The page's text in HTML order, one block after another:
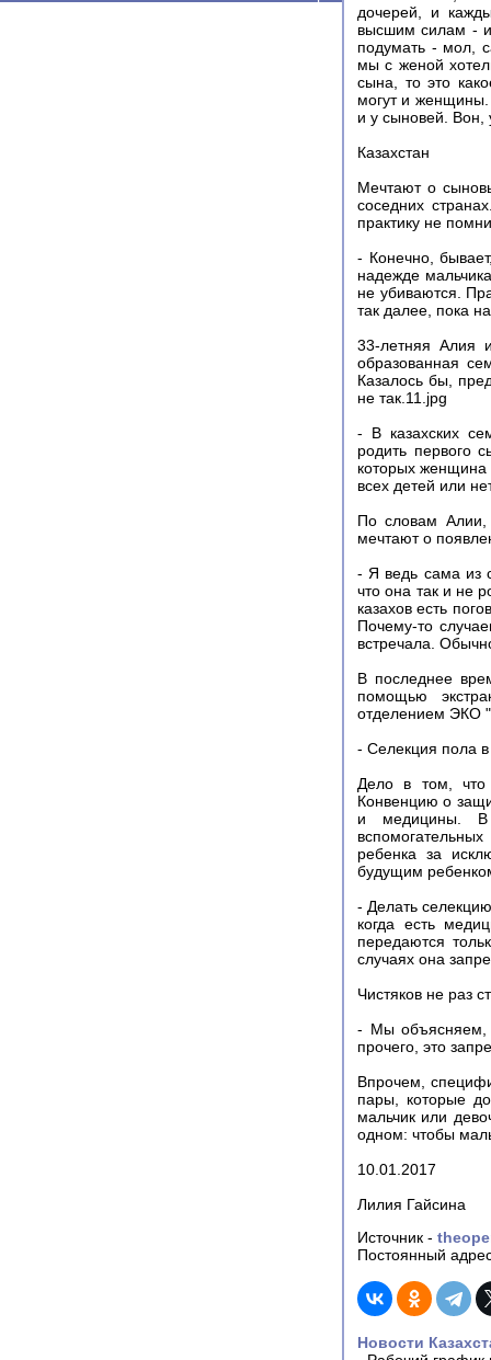
дочерей, и
высшим силам -
подумать - мол,
мы с женой
сына, то это
могут и женщины.
и у сыновей. Вон,
Казахстан
Мечтают о
соседних
практику не
- Конечно,
надежде
не убиваются.
так далее, пока
33-летняя Алия
образованная
Казалось бы,
не так.11.jpg
- В казахских
родить первого
которых женщина
всех детей или
По словам
мечтают о
- Я ведь сама из
что она так и не
казахов есть
Почему-то
встречала.
В последнее
помощью
отделением ЭКО
- Селекция пола
Дело в том, что
Конвенцию о
и медицины. В
ребенка за
будущим
- Делать
когда есть
передаются
случаях она
Чистяков не раз
- Мы объясняем,
прочего, это
Впрочем,
пары, которые
мальчик или
одном: чтобы
10.01.2017
Лилия Гайсина
Источник -
Постоянный
Новости